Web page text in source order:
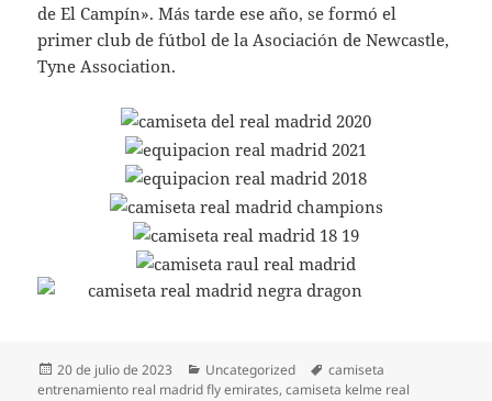
de El Campín». Más tarde ese año, se formó el
primer club de fútbol de la Asociación de Newcastle,
Tyne Association.
Publicado
el
20 de julio de 2023 Categorías
Uncategorized Etiquetas
camiseta
entrenamiento real madrid fly emirates,camiseta kelme real